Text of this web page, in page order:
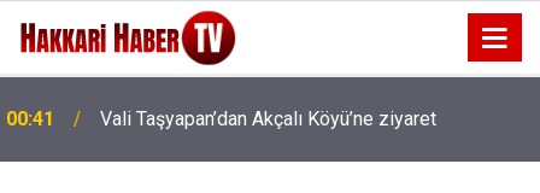
00:37 Vali Taşyapan Akbulut Köyü’nü ziyaret etti